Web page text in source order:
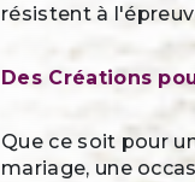
résistent à
Des Créations
Que ce soit pour
mariage, une